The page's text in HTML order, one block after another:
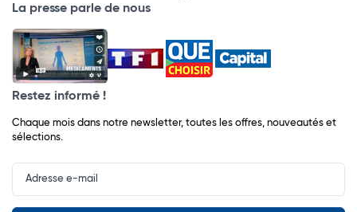
La presse parle de nous
Restez informé !
Chaque mois dans notre newsletter, toutes les offres, nouveautés et
sélections.
Input
Newsletter